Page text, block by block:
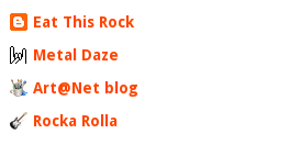
Eat This Rock
Metal Daze
Art@Net blog
Rocka Rolla